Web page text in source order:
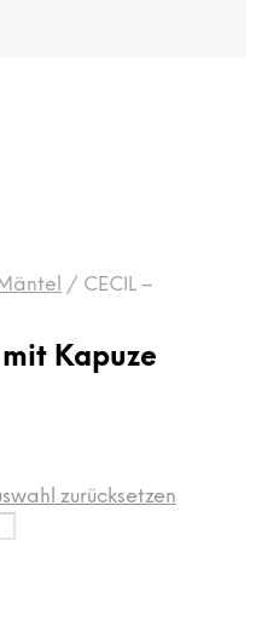
/ CECIL –
Kapuze
zurücksetzen